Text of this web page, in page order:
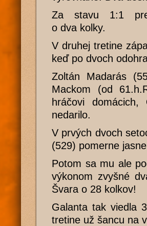
Za stavu 1:1
o dva kolky.
V druhej tretine
keď po dvoch
Zoltán Madarás
Mackom (od
hráčovi
nedarilo.
V prvých dvoch
(529) pomerne
Potom sa mu ale
výkonom zvyšné
Švara o 28 kolkov!
Galanta tak viedla
tretine už šancu na